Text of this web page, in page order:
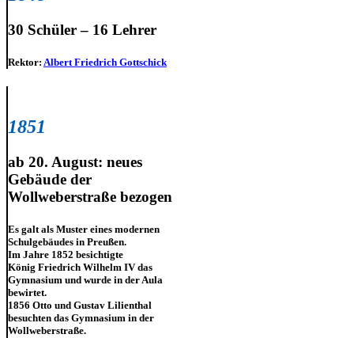
30 Schüler – 16 Lehrer
Rektor: Albert Friedrich Gottschick
1851
ab 20. August: neues
Gebäude der
Wollweberstraße bezogen
Es galt als Muster eines modernen
Schulgebäudes in Preußen.
Im Jahre 1852 besichtigte
König Friedrich Wilhelm IV das
Gymnasium und wurde in der Aula
bewirtet.
1856 Otto und Gustav Lilienthal
besuchten das Gymnasium in der
Wollweberstraße.